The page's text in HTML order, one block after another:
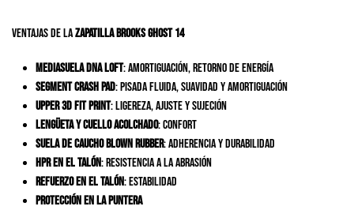
Ventajas de lazapatillaBrooks Ghost 14
Mediasuela DNA LOFT: amortiguación, retorno de energía
Segment Crash Pad: pisada fluida, suavidad y amortiguación
Upper 3D Fit Print: ligereza, ajuste y sujeción
Lengüeta y cuello acolchado: confort
Suela de caucho Blown Rubber: adherencia y durabilidad
HPR en el talón: resistencia a la abrasión
Refuerzo en el talón: estabilidad
Protección en la puntera